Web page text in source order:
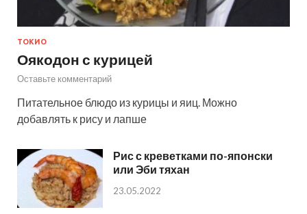
ТОКИО
Оякодон с курицей
Оставьте комментарий
Питательное блюдо из курицы и яиц. Можно
добавлять к рису и лапше
Рис с креветками по-японски
или Эби тяхан
23.05.2022